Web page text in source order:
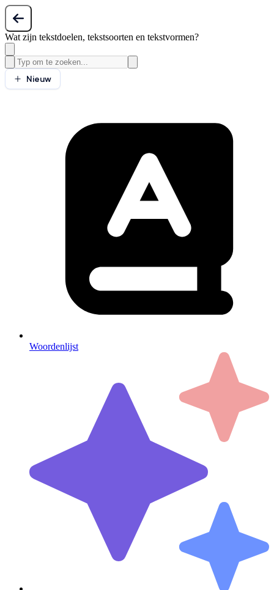
Wat zijn tekstdoelen, tekstsoorten en tekstvormen?
Nieuw
Woordenlijst